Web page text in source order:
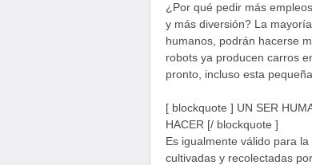
¿Por qué pedir más
y más diversión? La
humanos, podrán hacerse
robots ya producen carros
pronto, incluso esta
[ blockquote ] UN SER
HACER [/ blockquote ]
Es igualmente válido para
cultivadas y recolectadas